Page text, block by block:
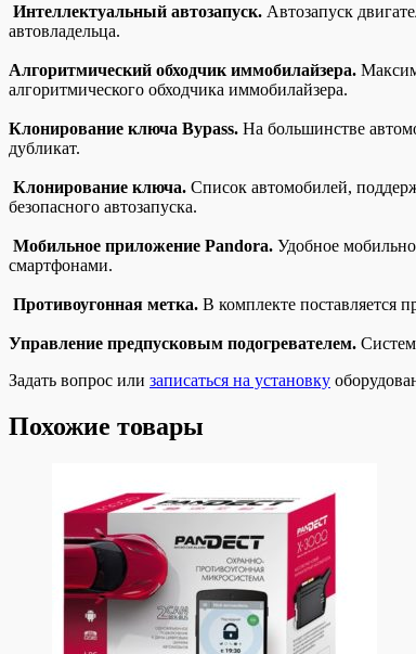
Интеллектуальный автозапуск. Автозапуск
автовладельца.
Алгоритмический обходчик иммобилайзера.
алгоритмического обходчика иммобилайзера.
Клонирование ключа Bypass. На большинстве
дубликат.
Клонирование ключа. Список автомобилей,
безопасного автозапуска.
Мобильное приложение Pandora. Удобное
смартфонами.
Противоугонная метка. В комплекте поставляется
Управление предпусковым подогревателем.
Задать вопрос или записаться на установку
Похожие товары